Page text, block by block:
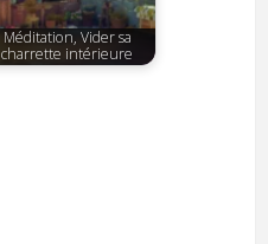
Méditation, Vider sa
charrette intérieure